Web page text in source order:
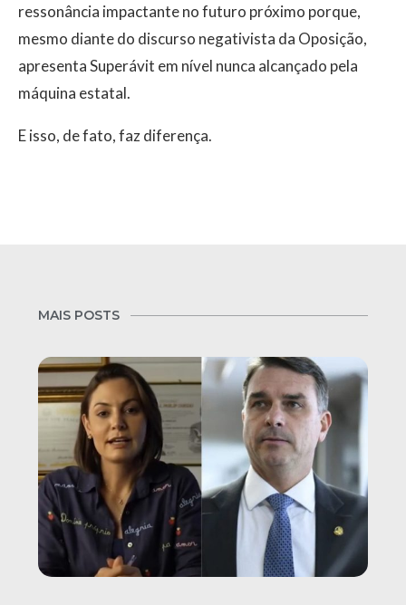
ressonância impactante no futuro próximo porque,
mesmo diante do discurso negativista da Oposição,
apresenta Superávit em nível nunca alcançado pela
máquina estatal.
E isso, de fato, faz diferença.
MAIS POSTS